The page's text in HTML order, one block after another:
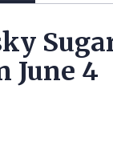
June 4